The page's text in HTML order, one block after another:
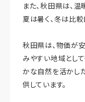
また、秋田県は、
夏は暑く、冬は比
秋田県は、物価が
みやすい地域とし
かな自然を活かし
供しています。